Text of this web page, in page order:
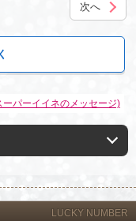
次へ
パーイイネのメッセージ)
LUCKY NUMBER